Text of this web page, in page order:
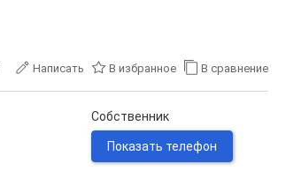
Написать В избранное В сравнение
Собственник
Показать телефон